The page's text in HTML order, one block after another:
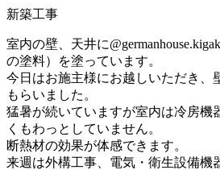
新築工事
室内の壁、天井に
の塗料）を塗っています。
今日はお施主様にお越しいただき、
もらいました。
猛暑が続いていますが室内は冷房機
くもわっとしていません。
断熱材の効果が体感できます。
来週は外構工事、電気・衛生設備機